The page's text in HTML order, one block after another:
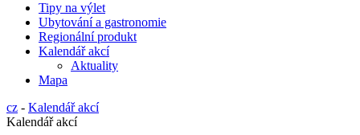
Tipy na výlet
Ubytování a gastronomie
Regionální produkt
Kalendář akcí
Aktuality
Mapa
cz - Kalendář akcí
Kalendář akcí